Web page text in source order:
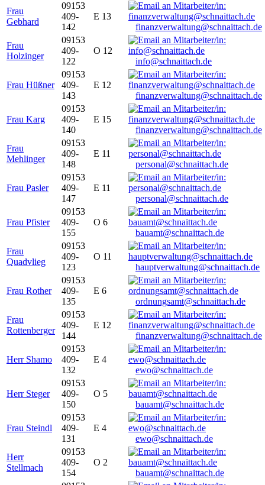
Frau
Gebhard
09153
409-
142
E 13
finanzverwaltung@schnaittach.de
Frau
Holzinger
09153
409-
122
O 12
info@schnaittach.de
Frau Hüßner
09153
409-
143
E 12
finanzverwaltung@schnaittach.de
Frau Karg
09153
409-
140
E 15
finanzverwaltung@schnaittach.de
Frau
Mehlinger
09153
409-
148
E 11
personal@schnaittach.de
Frau Pasler
09153
409-
147
E 11
personal@schnaittach.de
Frau Pfister
09153
409-
155
O 6
bauamt@schnaittach.de
Frau
Quadvlieg
09153
409-
123
O 11
hauptverwaltung@schnaittach.de
Frau Rother
09153
409-
135
E 6
ordnungsamt@schnaittach.de
Frau
Rottenberger
09153
409-
144
E 12
finanzverwaltung@schnaittach.de
Herr Shamo
09153
409-
132
E 4
ewo@schnaittach.de
Herr Steger
09153
409-
150
O 5
bauamt@schnaittach.de
Frau Steindl
09153
409-
131
E 4
ewo@schnaittach.de
Herr
Stellmach
09153
409-
154
O 2
bauamt@schnaittach.de